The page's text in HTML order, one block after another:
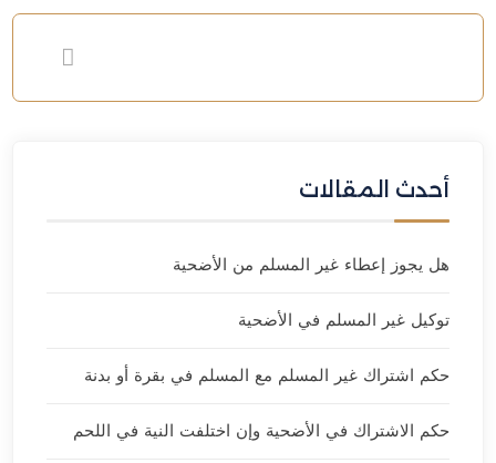
أحدث المقالات
هل يجوز إعطاء غير المسلم من الأضحية
توكيل غير المسلم في الأضحية
حكم اشتراك غير المسلم مع المسلم في بقرة أو بدنة
حكم الاشتراك في الأضحية وإن اختلفت النية في اللحم